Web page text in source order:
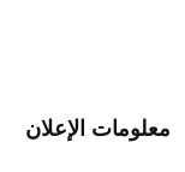
معلومات الإعلان